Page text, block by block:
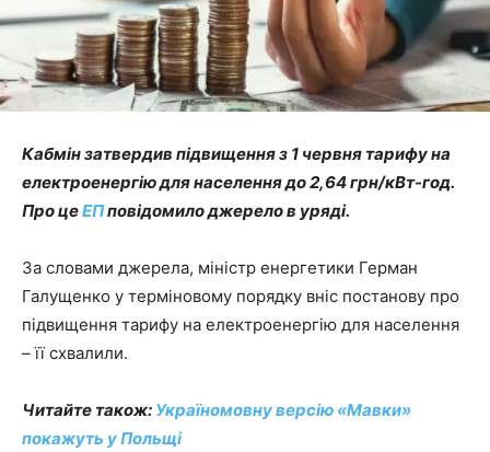
Кабмін затвердив підвищення з 1 червня тарифу на
електроенергію для населення до 2,64 грн/кВт-год.
Про цеЕПповідомило джерело в уряді.
За словами джерела, міністр енергетики Герман
Галущенко у терміновому порядку вніс постанову про
підвищення тарифу на електроенергію для населення
– її схвалили.
Читайте також: Україномовну версію «Мавки»
покажуть у Польщі